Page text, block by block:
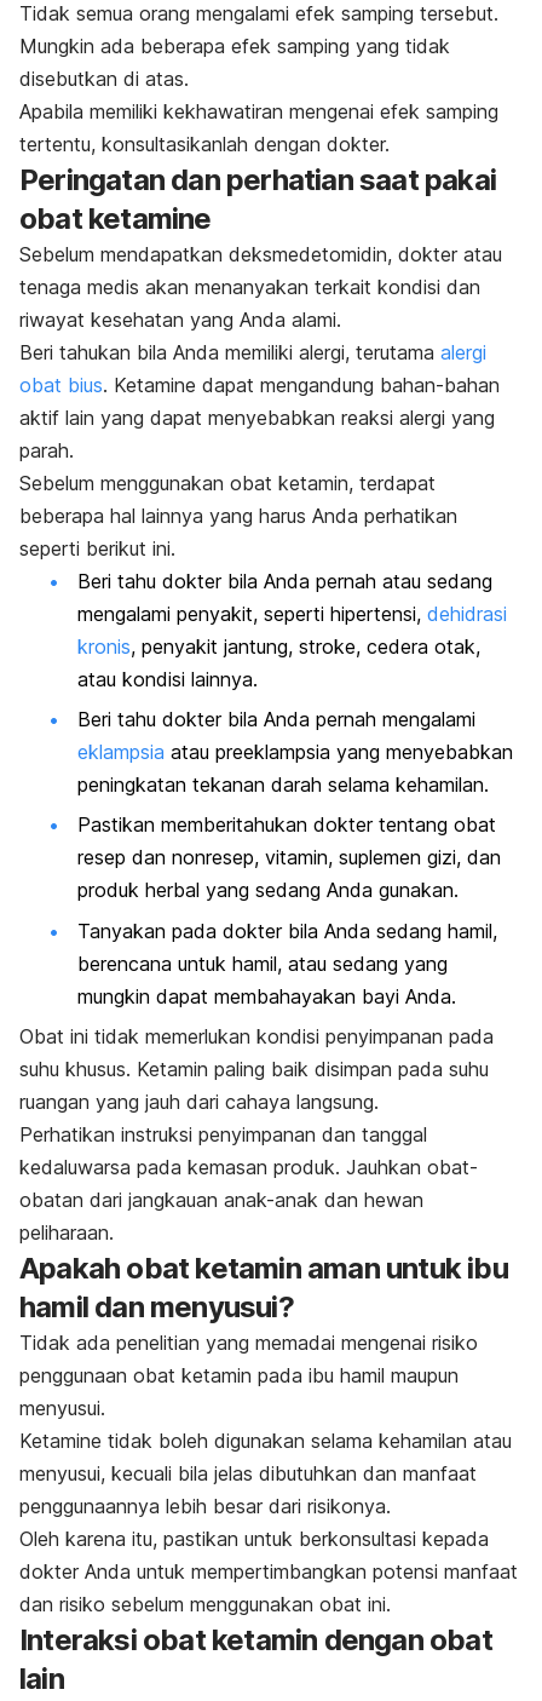
Tidak semua orang mengalami efek samping tersebut.
Mungkin ada beberapa efek samping yang tidak
disebutkan di atas.
Apabila memiliki kekhawatiran mengenai efek samping
tertentu, konsultasikanlah dengan dokter.
Peringatan dan perhatian saat pakai
obat ketamine
Sebelum mendapatkan deksmedetomidin, dokter atau
tenaga medis akan menanyakan terkait kondisi dan
riwayat kesehatan yang Anda alami.
Beri tahukan bila Anda memiliki alergi, terutama alergi
obat bius. Ketamine dapat mengandung bahan-bahan
aktif lain yang dapat menyebabkan reaksi alergi yang
parah.
Sebelum menggunakan obat ketamin, terdapat
beberapa hal lainnya yang harus Anda perhatikan
seperti berikut ini.
Beri tahu dokter bila Anda pernah atau sedang
mengalami penyakit, seperti hipertensi, dehidrasi
kronis, penyakit jantung, stroke, cedera otak,
atau kondisi lainnya.
Beri tahu dokter bila Anda pernah mengalami
eklampsia atau preeklampsia yang menyebabkan
peningkatan tekanan darah selama kehamilan.
Pastikan memberitahukan dokter tentang obat
resep dan nonresep, vitamin, suplemen gizi, dan
produk herbal yang sedang Anda gunakan.
Tanyakan pada dokter bila Anda sedang hamil,
berencana untuk hamil, atau sedang yang
mungkin dapat membahayakan bayi Anda.
Obat ini tidak memerlukan kondisi penyimpanan pada
suhu khusus. Ketamin paling baik disimpan pada suhu
ruangan yang jauh dari cahaya langsung.
Perhatikan instruksi penyimpanan dan tanggal
kedaluwarsa pada kemasan produk. Jauhkan obat-
obatan dari jangkauan anak-anak dan hewan
peliharaan.
Apakah obat ketamin aman untuk ibu
hamil dan menyusui?
Tidak ada penelitian yang memadai mengenai risiko
penggunaan obat ketamin pada ibu hamil maupun
menyusui.
Ketamine tidak boleh digunakan selama kehamilan atau
menyusui, kecuali bila jelas dibutuhkan dan manfaat
penggunaannya lebih besar dari risikonya.
Oleh karena itu, pastikan untuk berkonsultasi kepada
dokter Anda untuk mempertimbangkan potensi manfaat
dan risiko sebelum menggunakan obat ini.
Interaksi obat ketamin dengan obat
lain